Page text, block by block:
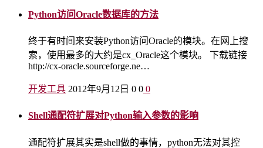
Python访问Oracle数据库的方法
终于有时间来安装Python访问Oracle的模块。在网上搜
索，使用最多的大约是cx_Oracle这个模块。 下载链接
http://cx-oracle.sourceforge.ne…
开发工具 2012年9月12日 0 0 0
Shell通配符扩展对Python输入参数的影响
通配符扩展其实是shell做的事情，python无法对其控